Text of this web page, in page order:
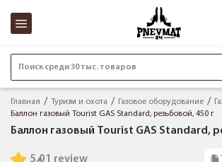
Поиск среди 30 тыс. товаров
Главная Туризм и охота Газовое оборудование
Баллон газовый Tourist GAS Standard, резьбовой, 450 г
Баллон газовый Tourist GAS Standard,
1 review
5.0